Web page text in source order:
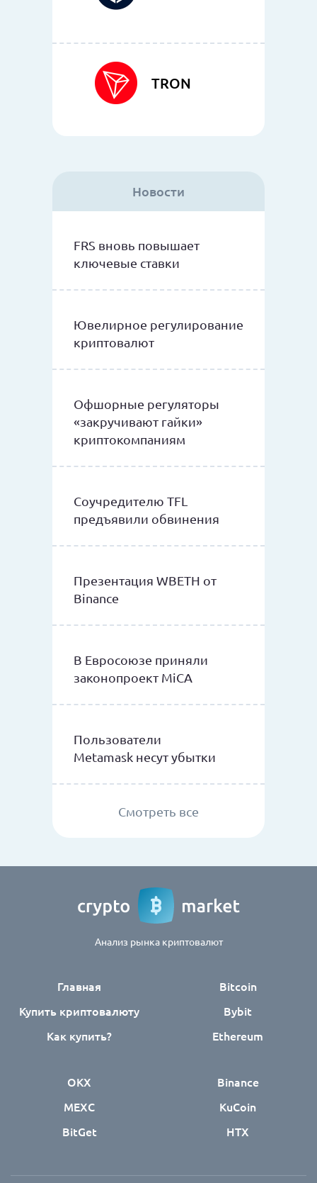
TRON
Новости
FRS вновь повышает
ключевые ставки
Ювелирное регулирование
криптовалют
Офшорные регуляторы
«закручивают гайки»
криптокомпаниям
Соучредителю TFL
предъявили обвинения
Презентация WBETH от
Binance
В Евросоюзе приняли
законопроект MiCA
Пользователи
Metamask несут убытки
Смотреть все
Анализ рынка криптовалют
Главная
Купить криптовалюту
Как купить?
Bitcoin
Bybit
Ethereum
OKX
MEXC
BitGet
Binance
KuCoin
HTX